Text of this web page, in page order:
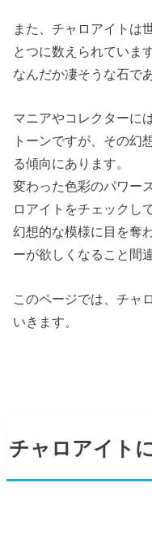
また、チャロアイトは
とつに数えられています
なんだか凄そうな石で
マニアやコレクターに
トーンですが、その幻
る傾向にあります。
変わった色彩のパワー
ロアイトをチェックし
幻想的な模様に目を奪
ーが欲しくなること間
このページでは、チャ
いきます。
チャロアイト